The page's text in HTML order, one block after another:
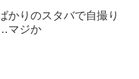
かりのスタバで自撮り
マジか